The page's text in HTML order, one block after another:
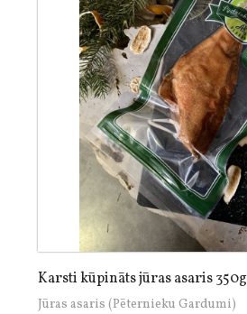
Karsti kūpināts jūras asaris 350g
Jūras asaris (Pēternieku Gardumi)